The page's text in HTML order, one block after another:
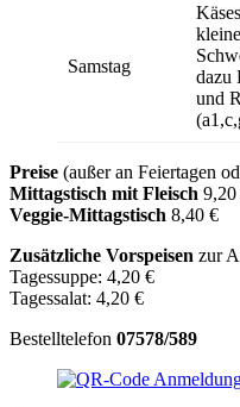
Samstag
dazu
und
Preise (außer an Feiertagen
Mittagstisch mit Fleisch 9,20
Veggie-Mittagstisch 8,40 €
Zusätzliche Vorspeisen zur
Tagessuppe: 4,20 €
Tagessalat: 4,20 €
Bestelltelefon 07578/589